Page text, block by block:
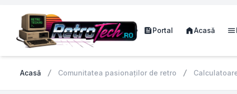
Portal Acasă
Acasă Comunitatea pasionaților de retro